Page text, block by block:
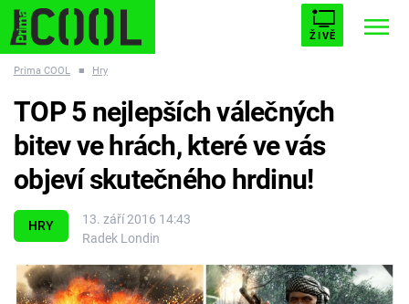
ŽIVĚ
ESCAPE PLNEJ KOTEL AVENGERS 5
Témata
Filmy
Prima COOL ■ Hry
HRY
13. září 2016 14:43
Radek Londin
TOP 5 nejlepších válečných
bitev ve hrách, které ve vás
objeví skutečného hrdinu!